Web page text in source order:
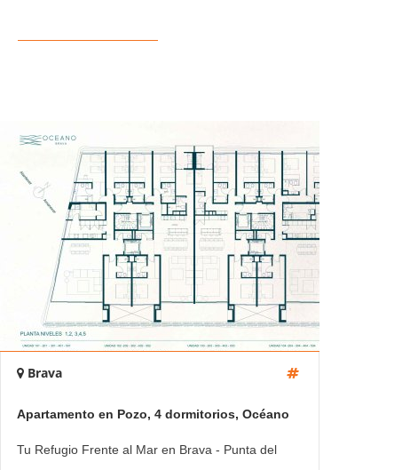
Brava
Apartamento en Pozo, 4 dormitorios, Océano
Brava
Tu Refugio Frente al Mar en Brava - Punta del